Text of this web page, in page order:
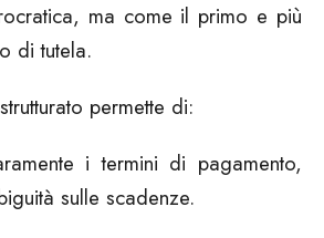
ma come il primo e più
di tutela.
permette di:
i termini di pagamento,
sulle scadenze.